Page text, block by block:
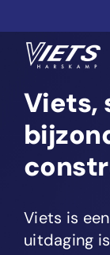
naar
inhoud
Viets,
Viets is
uitdaging